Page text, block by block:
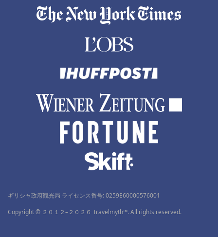
ギリシャ政府観光局 ライセンス番号: 0259Ε60000576001
Copyright © ２０１２–２０２６ Travelmyth™. All rights reserved.